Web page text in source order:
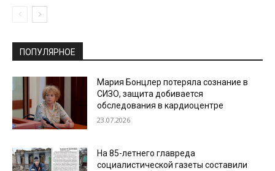
ПОПУЛЯРНОЕ
Мария Бонцлер потеряла сознание в
СИЗО, защита добивается
обследования в кардиоцентре
23.07.2026
На 85-летнего главреда
социалистической газеты составили